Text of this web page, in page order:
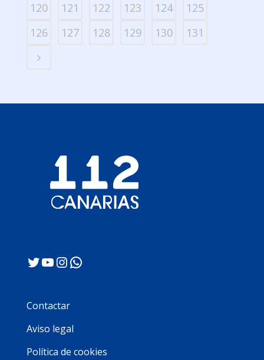
120
121 122 123 124
125
126
127 128 129 130 131
Twitter
YouTube
Instagram
WhatsApp
Contactar
Aviso legal
Política de cookies